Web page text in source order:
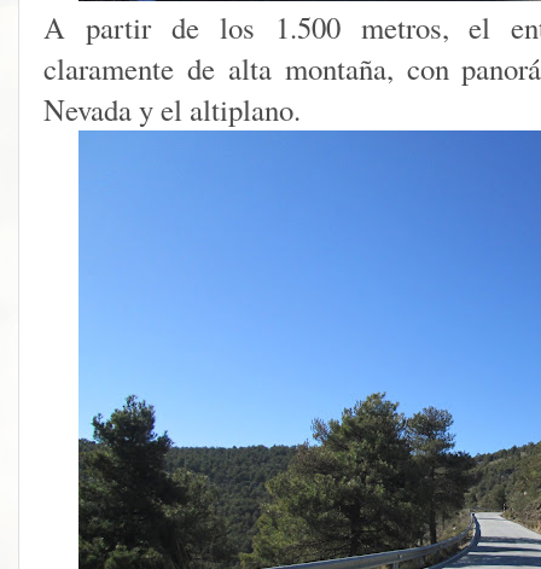
A partir de los 1.500 metros, el
claramente de alta montaña, con
Nevada y el altiplano.